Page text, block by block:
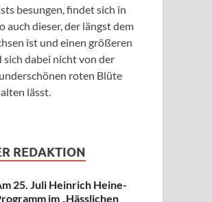
besungen, findet sich in
auch dieser, der längst dem
ist und einen größeren
sich dabei nicht von der
roten Blüte
lässt.
REDAKTION
25. Juli Heinrich Heine-
im „Hässlichen